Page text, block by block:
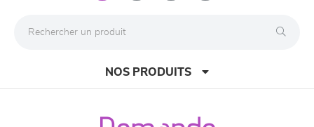
NOS PRODUITS